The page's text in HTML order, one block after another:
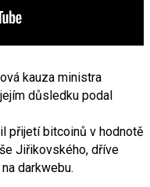
kauza ministra
důsledku podal
přijetí bitcoinů v hodnotě
Jiřikovského, dříve
darkwebu.